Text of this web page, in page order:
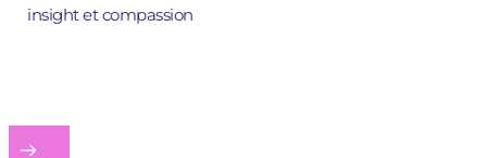
insight et compassion